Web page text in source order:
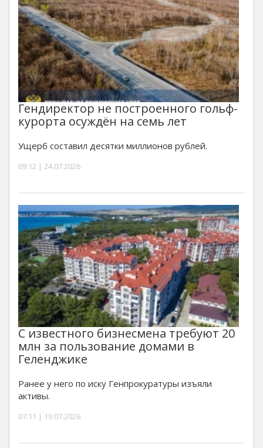
Гендиректор не построенного гольф-
курорта осуждён на семь лет
Ущерб составил десятки миллионов рублей.
09:12 | 24.07.2026
С известного бизнесмена требуют 20
млн за пользование домами в
Геленджике
Ранее у него по иску Генпрокуратуры изъяли
активы.
07:11 | 19.07.2026